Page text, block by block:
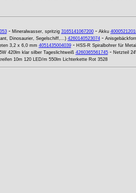
- Mineralwasser, spritzig 3165141067200- Akku
Dinosaurier, Segelschiff,...) 4260140523074-
3,2 x 6,0 mm 4051435004039- HSS-R Spiralbohrer für
420lm klar silber Tageslichtweiß 4260365561745- Netzteil
10m 120 LED/m 550lm Lichterkette Rot 3528